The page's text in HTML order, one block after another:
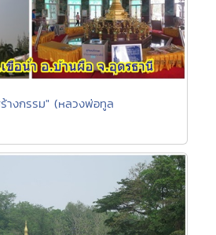
างกรรม" (หลวงพ่อทูล